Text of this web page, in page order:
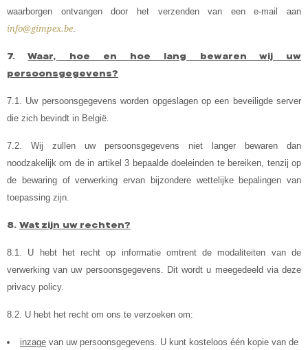
waarborgen ontvangen door het verzenden van een e-mail aan
info@gimpex.be.
7.Waar, hoe en hoe lang bewaren wij uw
persoonsgegevens?
7.1. Uw persoonsgegevens worden opgeslagen op een beveiligde server
die zich bevindt in België.
7.2. Wij zullen uw persoonsgegevens niet langer bewaren dan
noodzakelijk om de in artikel 3 bepaalde doeleinden te bereiken, tenzij op
de bewaring of verwerking ervan bijzondere wettelijke bepalingen van
toepassing zijn.
8. Wat zijn uw rechten?
8.1. U hebt het recht op informatie omtrent de modaliteiten van de
verwerking van uw persoonsgegevens. Dit wordt u meegedeeld via deze
privacy policy.
8.2. U hebt het recht om ons te verzoeken om:
inzage van uw persoonsgegevens. U kunt kosteloos één kopie van de